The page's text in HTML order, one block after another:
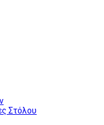
Στόλου